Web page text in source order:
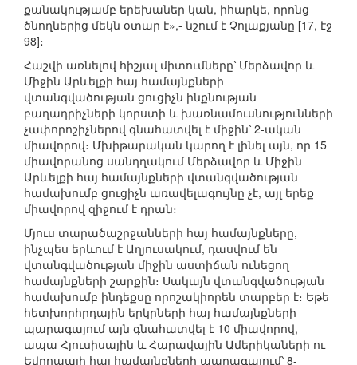
քանակությամբ երեխաներ կան, իհարկե, որոնց
ծնողներից մեկն օտար է»,- նշում է Չոլաքյանը [17, էջ
98]։
Հաշվի առնելով հիշյալ միտումները՝ Մերձավոր և
Միջին Արևելքի հայ համայնքների
վտանգվածության ցուցիչն ինքնության
բաղադրիչների կորստի և խառնամուսնությունների
չափորոշիչներով գնահատվել է միջին՝ 2-ական
միավորով։ Մխիթարական կարող է լինել այն, որ 15
միավորանոց սանդղակում Մերձավոր և Միջին
Արևելքի հայ համայնքների վտանգվածության
համախումբ ցուցիչն առավելագույնը չէ, այլ երեք
միավորով զիջում է դրան։
Մյուս տարածաշրջանների հայ համայնքները,
ինչպես երևում է Աղյուսակում, դասվում են
վտանգվածության միջին աստիճան ունեցող
համայնքների շարքին։ Սակայն վտանգվածության
համախումբ ինդեքսը որոշակիորեն տարբեր է։ Եթե
հետխորհրդային երկրների հայ համայնքների
պարագայում այն գնահատվել է 10 միավորով,
ապա Հյուսիսային և Հարավային Ամերիկաների ու
Եվրոպայի հայ համայնքների պարագայում՝ 8-